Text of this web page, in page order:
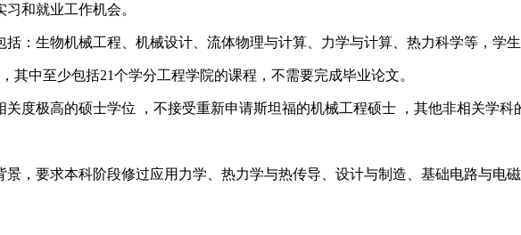
和就业工作机会。
生物机械工程、机械设计、流体物理与计算、力学与计算、热力科学等，学生
中至少包括21个学分工程学院的课程，不需要完成毕业论文。
极高的硕士学位 ，不接受重新申请斯坦福的机械工程硕士 ，其他非相关学科
要求本科阶段修过应用力学、热力学与热传导、设计与制造、基础电路与电